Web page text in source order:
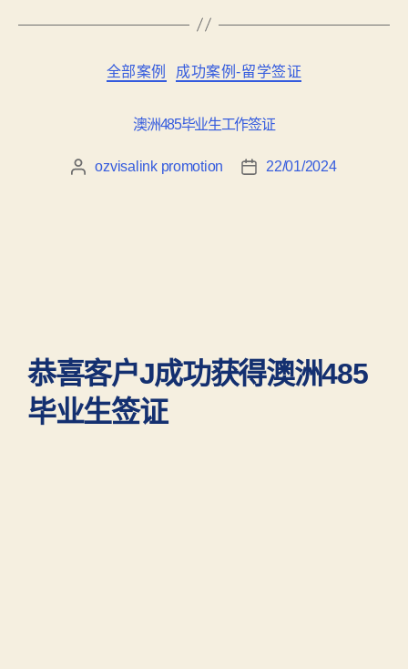
全部案例 成功案例-留学签证
澳洲485毕业生工作签证
ozvisalink promotion 22/01/2024
恭喜客户J成功获得澳洲485
毕业生签证